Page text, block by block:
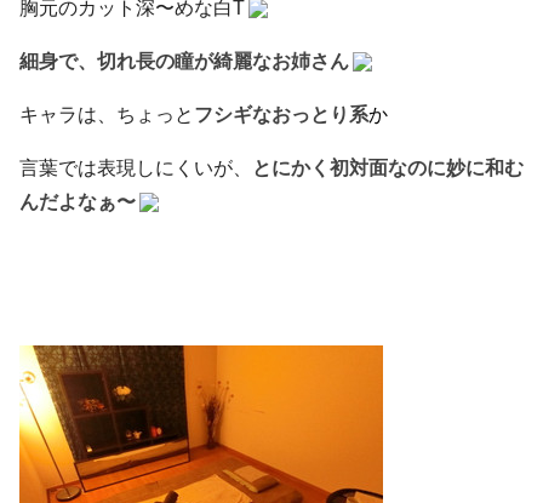
胸元のカット深〜めな白T
細身で、切れ長の瞳が綺麗なお姉さん
キャラは、ちょっと フシギなおっとり系か
言葉では表現しにくいが、
とにかく初対面なのに妙に和む
んだよなぁ〜